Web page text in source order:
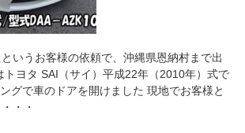
いうお客様の依頼で、沖縄県恩納村まで出
トヨタ SAI（サイ）平成22年（2010年）式で
グで車のドアを開けました 現地でお客様と
・・